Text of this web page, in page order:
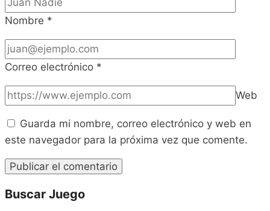
Nombre *
Correo electrónico *
Web
Guarda mi nombre, correo electrónico y web en
este navegador para la próxima vez que comente.
Buscar Juego